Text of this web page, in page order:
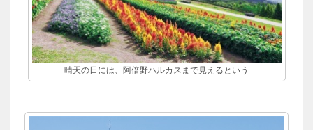
晴天の日には、阿倍野ハルカスまで見えるという